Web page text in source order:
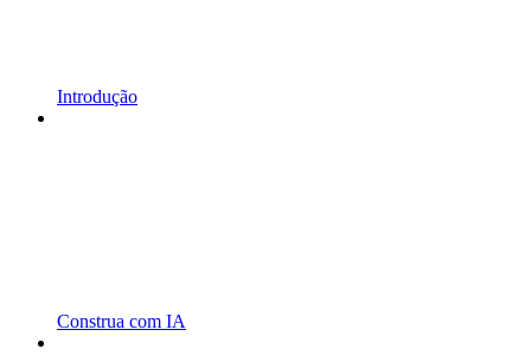
Introdução
Construa com IA